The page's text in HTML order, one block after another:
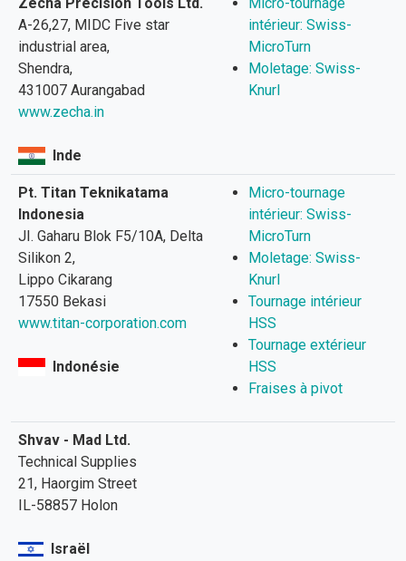
A-26,27, MIDC Five star
industrial area,
Shendra,
431007 Aurangabad
www.zecha.in
Inde
intérieur: Swiss-
MicroTurn
Moletage: Swiss-
Knurl
Pt. Titan Teknikatama
Indonesia
JI. Gaharu Blok F5/10A, Delta
Silikon 2,
Lippo Cikarang
17550 Bekasi
www.titan-corporation.com
Indonésie
Micro-tournage
intérieur: Swiss-
MicroTurn
Moletage: Swiss-
Knurl
Tournage intérieur
HSS
Tournage extérieur
HSS
Fraises à pivot
Shvav - Mad Ltd.
Technical Supplies
21, Haorgim Street
IL-58857 Holon
Israël